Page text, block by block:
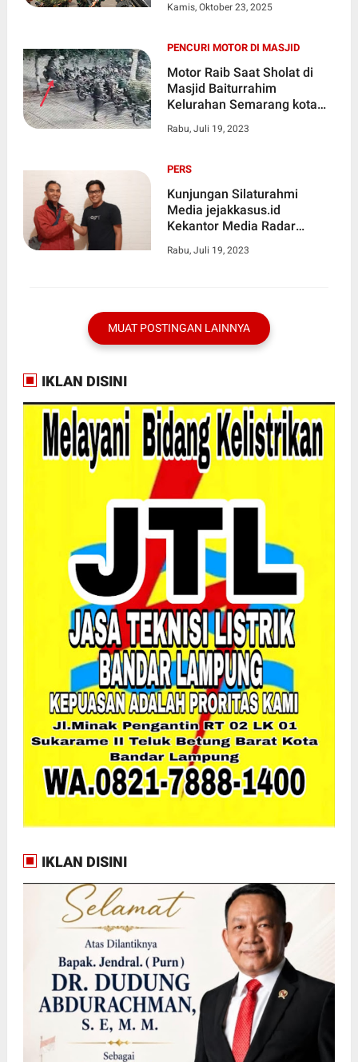
Kamis, Oktober 23, 2025
PENCURI MOTOR DI MASJID
Motor Raib Saat Sholat di
Masjid Baiturrahim
Kelurahan Semarang kota
Rabu, Juli 19, 2023
PERS
Kunjungan Silaturahmi
Media jejakkasus.id
Kekantor Media Radar
Kepahiang Bengkulu
Rabu, Juli 19, 2023
MUAT POSTINGAN LAINNYA
IKLAN DISINI
IKLAN DISINI